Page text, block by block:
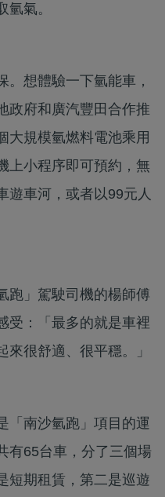
氣。
。想體驗一下氫能車，
政府和廣汽豐田合作推
大規模氫燃料電池乘用
上小程序即可預約，無
遊車河，或者以99元人
跑」駕駛司機的楊師傅
受：「最多的就是車裡
很舒適、很平穩。」
「南沙氫跑」項目的運
有65台車，分了三個場
短期租賃，第二是巡遊